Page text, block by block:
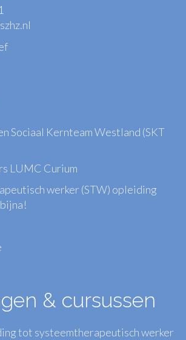
Sociaal Kernteam Westland (SKT
LUMC Curium
werker (STW) opleiding
& cursussen
tot systeemtherapeutisch werker